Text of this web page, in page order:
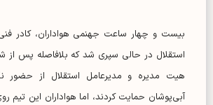
بیست و چهار ساعت جهنمی هواداران، کادر
استقلال در حالی سپری شد که بلافاصله پس
هیت مدیره و مدیرعامل استقلال از حضور
آبی‌پوشان حمایت کردند، اما هواداران این تیم